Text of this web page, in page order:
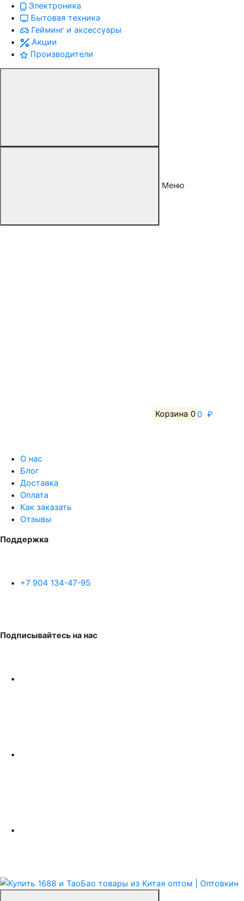
Электроника
Бытовая техника
Гейминг и аксессуары
Акции
Производители
Меню
Корзина 0 0 ₽
О нас
Блог
Доставка
Оплата
Как заказать
Отзывы
Поддержка
+7 904 134-47-95
Подписывайтесь на нас